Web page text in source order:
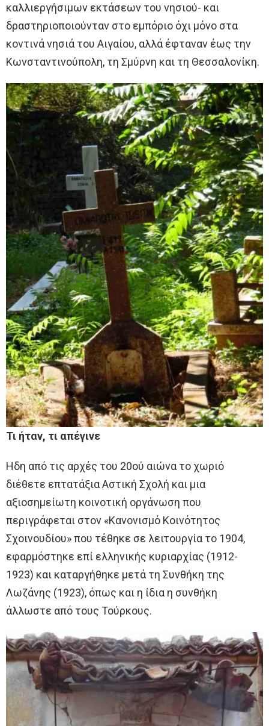
καλλιεργήσιμων εκτάσεων του νησιού- και
δραστηριοποιούνταν στο εμπόριο όχι μόνο στα
κοντινά νησιά του Αιγαίου, αλλά έφταναν έως την
Κωνσταντινούπολη, τη Σμύρνη και τη Θεσσαλονίκη.
Τι ήταν, τι απέγινε
Ηδη από τις αρχές του 20ού αιώνα το χωριό
διέθετε επτατάξια Αστική Σχολή και μια
αξιοσημείωτη κοινοτική οργάνωση που
περιγράφεται στον «Κανονισμό Κοινότητος
Σχοινουδίου» που τέθηκε σε λειτουργία το 1904,
εφαρμόστηκε επί ελληνικής κυριαρχίας (1912-
1923) και καταργήθηκε μετά τη Συνθήκη της
Λωζάνης (1923), όπως και η ίδια η συνθήκη
άλλωστε από τους Τούρκους.